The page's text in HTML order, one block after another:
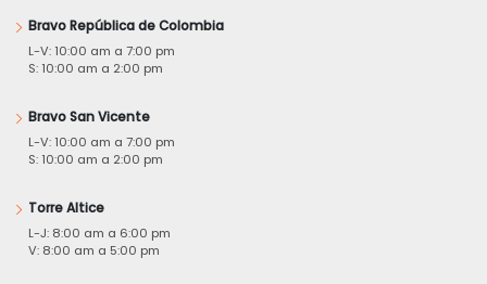
Bravo República de Colombia
L-V: 10:00 am a 7:00 pm
S: 10:00 am a 2:00 pm
Bravo San Vicente
L-V: 10:00 am a 7:00 pm
S: 10:00 am a 2:00 pm
Torre Altice
L-J: 8:00 am a 6:00 pm
V: 8:00 am a 5:00 pm